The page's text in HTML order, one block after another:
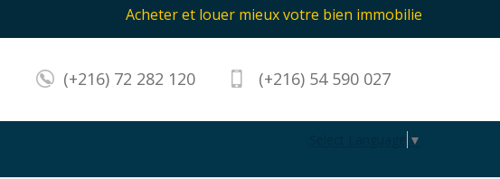
Acheter et louer mieux votre bien immobilier avec la Perle
(+216) 72 282 120 (+216) 54 590 027
▼